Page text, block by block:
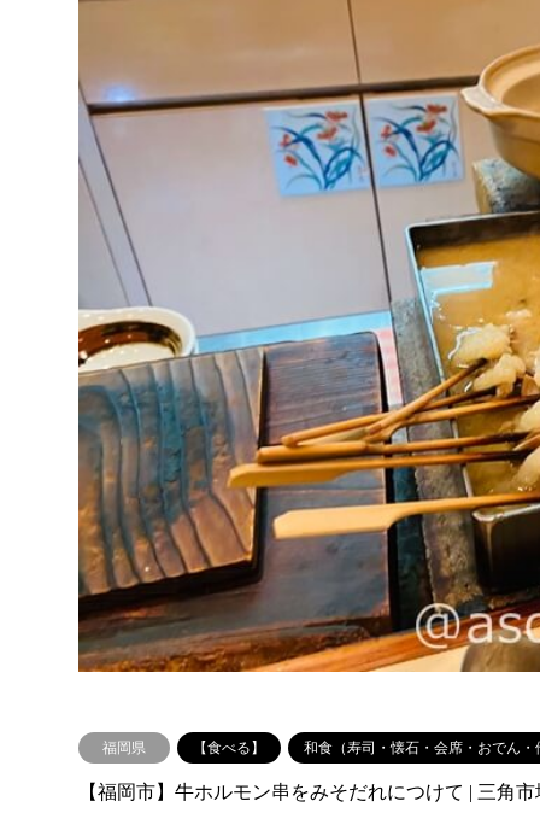
福岡県 【食べる】 和食（寿司・懐石・会席・おでん・
【福岡市】牛ホルモン串をみそだれにつけて | 三角